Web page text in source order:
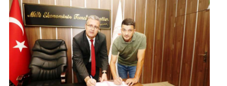
SİYASET
EĞİTİM
GALERİ
VİDEO